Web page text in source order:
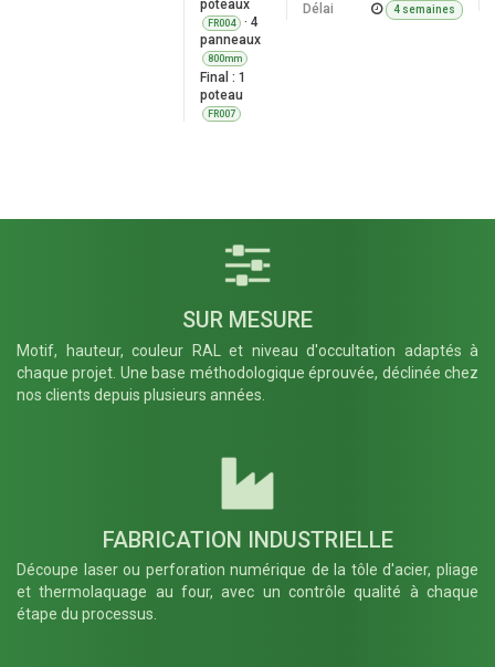
Début spécifiqueoptionnel − Retirer
Poteau *
FR005
Platine
mm
FR008
Largeur panneau (mm) *
poteaux
FR004
· 4
panneaux
800mm
Final : 1
poteau
FR007
Délai 4 semaines
SUR MESURE
Motif, hauteur, couleur RAL et niveau d'occultation adaptés à
chaque projet. Une base méthodologique éprouvée, déclinée chez
nos clients depuis plusieurs années.
FABRICATION INDUSTRIELLE
Découpe laser ou perforation numérique de la tôle d'acier, pliage
et thermolaquage au four, avec un contrôle qualité à chaque
étape du processus.